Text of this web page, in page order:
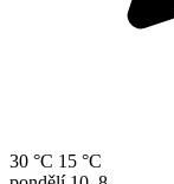
30 °C 15 °C